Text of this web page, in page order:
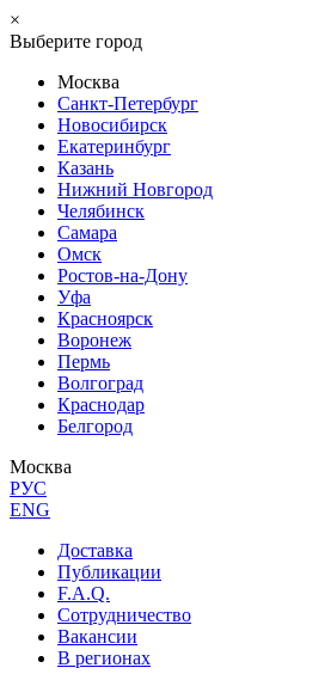
×
Выберите город
Москва
Санкт-Петербург
Новосибирск
Екатеринбург
Казань
Нижний Новгород
Челябинск
Самара
Омск
Ростов-на-Дону
Уфа
Красноярск
Воронеж
Пермь
Волгоград
Краснодар
Белгород
Москва
РУС
ENG
Доставка
Публикации
F.A.Q.
Сотрудничество
Вакансии
В регионах